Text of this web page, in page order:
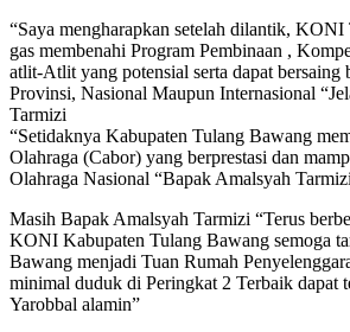
“Saya mengharapkan setelah dilantik,
gas membenahi Program Pembinaan ,
atlit-Atlit yang potensial serta dapat bersaing
Provinsi, Nasional Maupun Internasional
Tarmizi
“Setidaknya Kabupaten Tulang Bawang
Olahraga (Cabor) yang berprestasi dan
Olahraga Nasional “Bapak Amalsyah
Masih Bapak Amalsyah Tarmizi “Terus
KONI Kabupaten Tulang Bawang semoga
Bawang menjadi Tuan Rumah
minimal duduk di Peringkat 2 Terbaik dapat
Yarobbal alamin”